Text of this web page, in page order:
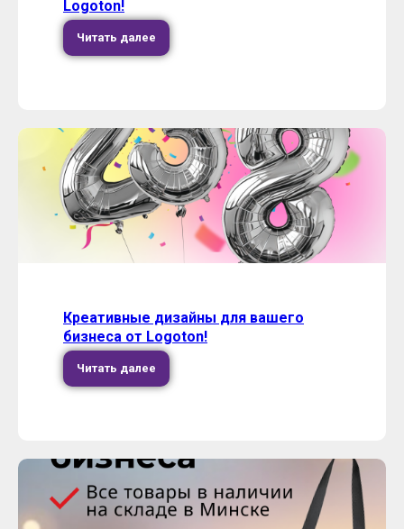
Logoton!
Читать далее
Креативные дизайны для вашего
бизнеса от Logoton!
Читать далее